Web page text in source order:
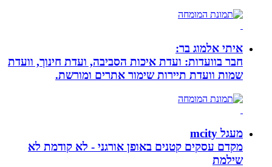
איתי אלמוג בר:
חבר בוועדות: ועדת איכות הסביבה, ועדת חינוך, וועדת
שמות וועדת תיירות שימור אתרים ומורשת.
מעגל mcity
מקדם עסקים קטנים באופן אורגני - לא קודמת לא
שילמת